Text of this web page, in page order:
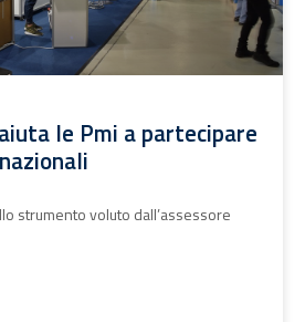
le Pmi a partecipare
strumento voluto dall’assessore